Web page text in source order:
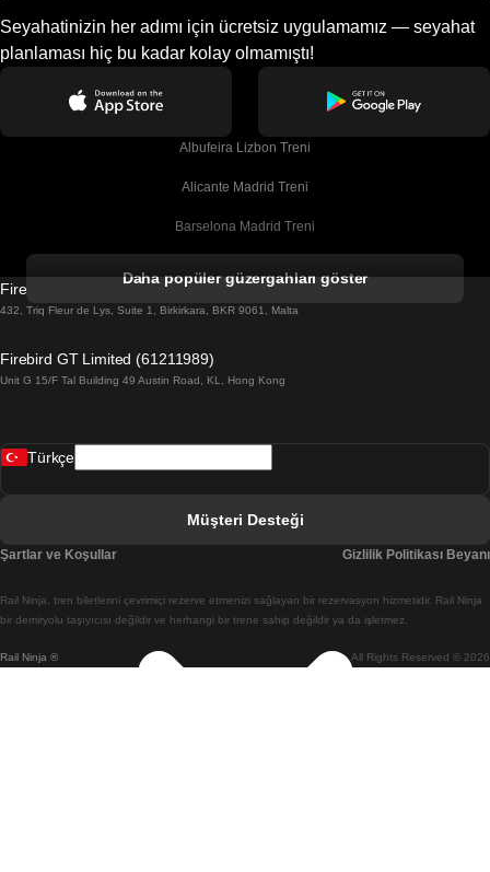
Seyahatinizin her adımı için ücretsiz uygulamamız — seyahat
planlaması hiç bu kadar kolay olmamıştı!
Albufeira Lizbon Treni
Alicante Madrid Treni
Barselona Madrid Treni
Barselona Sevilla Treni
Belfast Dublin Treni
Budapeşte Viyana Treni
Busan Cheonan(Asan) Treni
Daha popüler güzergahları göster
Firebird GT Limited (OC 1451)
432, Triq Fleur de Lys, Suite 1, Birkirkara, BKR 9061, Malta
Firebird GT Limited (61211989)
Unit G 15/F Tal Building 49 Austin Road, KL, Hong Kong
Rail Ninja ® All Rights Reserved © 2026
Rail Ninja, tren biletlerini çevrimiçi rezerve etmenizi sağlayan bir rezervasyon hizmetidir. Rail Ninja
bir demiryolu taşıyıcısı değildir ve herhangi bir trene sahip değildir ya da işletmez.
Türkçe
Müşteri Desteği
Şartlar ve Koşullar Gizlilik Politikası Beyanı